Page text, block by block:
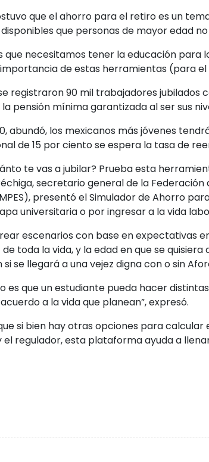
que el ahorro para el retiro es un
que personas de mayor edad
que necesitamos tener la educación para
de estas herramientas (para el
registraron 90 mil trabajadores jubilados
pensión mínima garantizada al ser sus
abundó, los mexicanos más jóvenes
de 15 por ciento se espera la tasa de
te vas a jubilar? Prueba esta
secretario general de la
presentó el Simulador de Ahorro
universitaria o por ingresar a la vida
escenarios con base en expectativas
toda la vida, y la edad en que se
se llegará a una vejez digna con o sin
es que un estudiante pueda hacer
a la vida que planean”, expresó.
si bien hay otras opciones para
el regulador, esta plataforma ayuda a